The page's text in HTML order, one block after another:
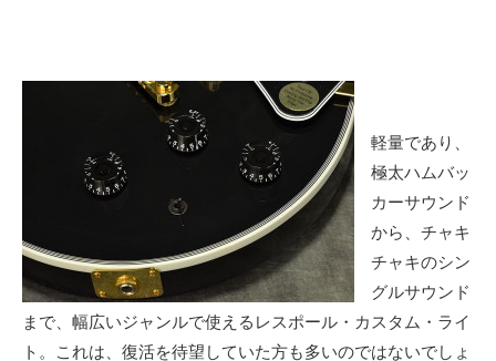
軽量であり、
極太ハムバッ
カーサウンド
から、チャキ
チャキのシン
グルサウンド
まで、幅広いジャンルで使えるレスポール・カスタム・ライ
ト。これは、復活を待望していた方も多いのではないでしょ